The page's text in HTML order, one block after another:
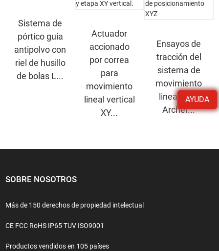
AYUDA
Sistema de
pórtico guía
antipolvo con
riel de husillo
de bolas L...
Actuador
accionado
por correa
para
movimiento
lineal vertical
XY...
Ensayos de
tracción del
sistema de
movimiento
lineal para
Archer...
SOBRE NOSOTROS
Más de 150 derechos de propiedad intelectual
CE FCC RoHS IP65 TUV ISO9001
Productos vendidos en 105 países